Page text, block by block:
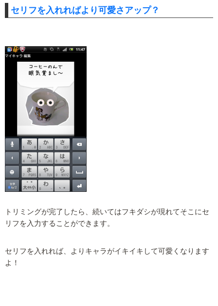
セリフを入れればより可愛さアップ？
トリミングが完了したら、続いてはフキダシが現れてそこにセ
リフを入力することができます。
セリフを入れれば、よりキャラがイキイキして可愛くなります
よ！